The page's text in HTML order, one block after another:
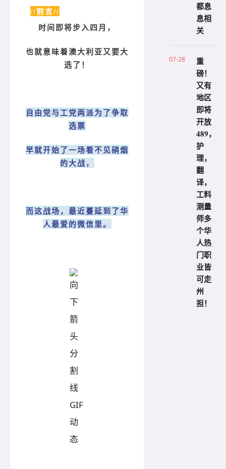
//前言//
时间即将步入四月，
也就意味着澳大利亚又要大
选了！
自由党与工党两派为了争取
选票
早就开始了一场看不见硝烟
的大战，
而这战场，最近蔓延到了华
人最爱的微信里。
都息
息相
关
07-28
重
磅！
又有
地区
即将
开放
489，
护
理，
翻
译，
工料
测量
师多
个华
人热
门职
业皆
可走
州
担！